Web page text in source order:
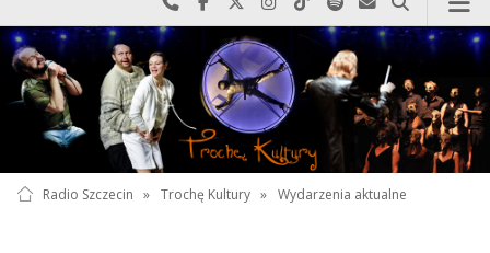
Radio Szczecin » Trochę Kultury » Wydarzenia aktualne